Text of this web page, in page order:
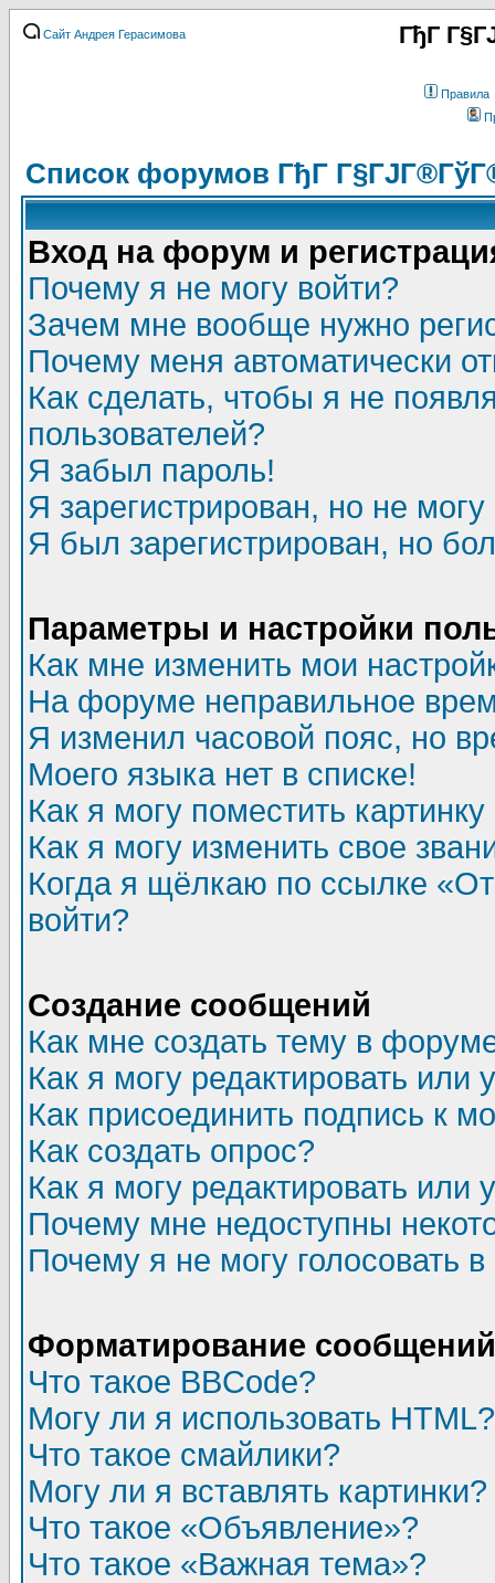
Сайт Андрея Герасимова ГђГ
Правила
Список форумов ГђГ
Вход на форум и
Почему я не могу войти?
Зачем мне вообще нужно
Почему меня автоматически
Как сделать, чтобы я не
пользователей?
Я забыл пароль!
Я зарегистрирован, но не могу
Я был зарегистрирован, но
Параметры и настройки
Как мне изменить мои
На форуме неправильное
Я изменил часовой пояс, но
Моего языка нет в списке!
Как я могу поместить
Как я могу изменить свое
Когда я щёлкаю по ссылке
войти?
Создание сообщений
Как мне создать тему в
Как я могу редактировать или
Как присоединить подпись к
Как создать опрос?
Как я могу редактировать или
Почему мне недоступны
Почему я не могу голосовать
Форматирование
Что такое BBCode?
Могу ли я использовать HTML?
Что такое смайлики?
Могу ли я вставлять картинки?
Что такое «Объявление»?
Что такое «Важная тема»?